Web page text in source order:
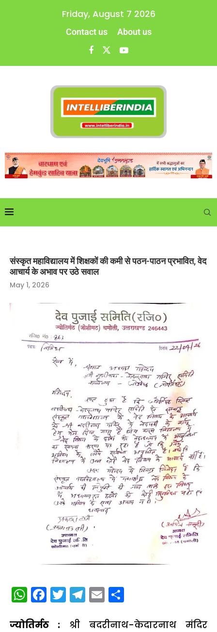
Friday, August 7 2026
Contact us About us
संस्कृत महाविद्यालय में शिक्षकों की कमी से पठन-पाठन प्रभावित, वेद
आचार्य के अभाव पर उठे सवाल
May 1, 2026
WhatsApp
Facebook
Twitter
Telegram
Email
ज्योतिर्मठ : श्री बदरीनाथ-केदारनाथ मंदिर